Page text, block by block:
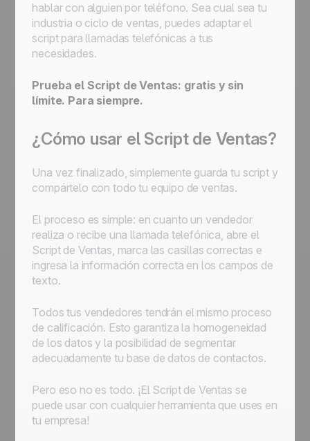
hablar con alguien por teléfono. Sea cual sea tu
industria o ciclo de ventas, puedes adaptar el
script para llamadas telefónicas a tus
necesidades.
Prueba el Script de Ventas: gratis y sin
límite. Para siempre.
¿Cómo usar el Script de Ventas?
Una vez finalizado, simplemente guarda tu script y
compártelo con todo tu equipo de ventas.
El proceso es simple: en cuanto un vendedor
realiza o recibe una llamada telefónica, abre el
Script de Ventas, marca las casillas correctas e
ingresa la información correcta en los campos de
texto.
Todos tus vendedores tendrán el mismo proceso
de calificación. Esto garantiza la homogeneidad
de los datos y la posibilidad de segmentar
adecuadamente tu base de datos de contactos.
Pero eso no es todo. ¡El Script de Ventas se
puede usar con cualquier herramienta que uses en
tu empresa!